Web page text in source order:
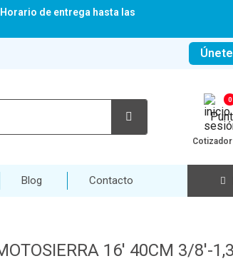
de entrega hasta las
Únete
0
Cotizador
Blog Contacto
16' 40CM 3/8'-